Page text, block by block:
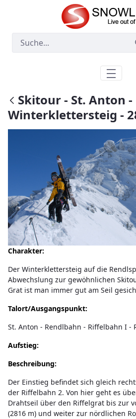
Zum Hauptinhalt springen
Skitour - St. Anton
Winterklettersteig -
Charakter:
Der Winterklettersteig auf die
Abwechslung zur gewöhnlichen
Grat ist man immer gut am Seil
Talort/Ausgangspunkt:
St. Anton - Rendlbahn - Riffelbahn I -
Aufstieg:
Beschreibung:
Der Einstieg befindet sich gleich
der Riffelbahn 2. Von hier geht es
Drahtseil über den Riffelgrat bis zur
(2816 m) und weiter zur nördlichen